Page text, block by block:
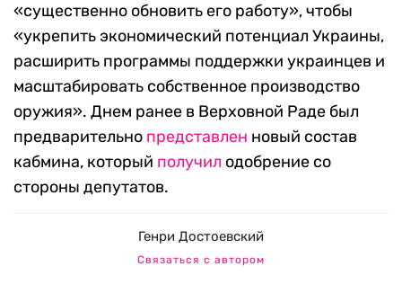
«существенно обновить его работу», чтобы
«укрепить экономический потенциал Украины,
расширить программы поддержки украинцев и
масштабировать собственное производство
оружия». Днем ранее в Верховной Раде был
предварительно представлен новый состав
кабмина, который получил одобрение со
стороны депутатов.
Генри Достоевский
Связаться с автором